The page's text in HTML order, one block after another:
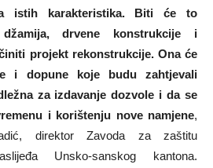
istih karakteristika. Biti će to
džamija, drvene konstrukcije i
projekt rekonstrukcije. Ona će
i dopune koje budu zahtjevali
za izdavanje dozvole i da se
i korištenju nove namjene,
direktor Zavoda za zaštitu
Unsko-sanskog kantona.